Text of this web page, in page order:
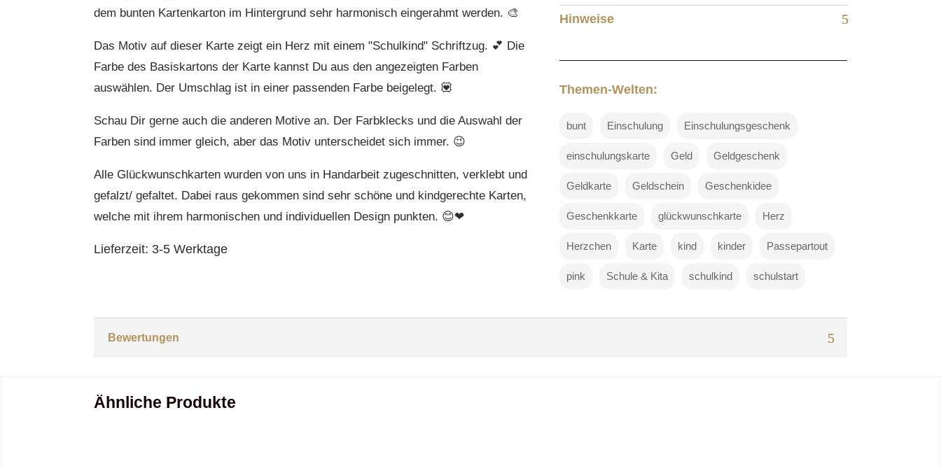
dem bunten Kartenkarton im Hintergrund sehr harmonisch eingerahmt werden. 🎨
Das Motiv auf dieser Karte zeigt ein Herz mit einem "Schulkind" Schriftzug. 💕 Die
Farbe des Basiskartons der Karte kannst Du aus den angezeigten Farben
auswählen. Der Umschlag ist in einer passenden Farbe beigelegt. 💟
Schau Dir gerne auch die anderen Motive an. Der Farbklecks und die Auswahl der
Farben sind immer gleich, aber das Motiv unterscheidet sich immer. 😉
Alle Glückwunschkarten wurden von uns in Handarbeit zugeschnitten, verklebt und
gefalzt/ gefaltet. Dabei raus gekommen sind sehr schöne und kindgerechte Karten,
welche mit ihrem harmonischen und individuellen Design punkten. 😊❤
Lieferzeit: 3-5 Werktage
Hinweise
Themen-Welten:
bunt Einschulung Einschulungsgeschenk
einschulungskarte Geld Geldgeschenk
Geldkarte Geldschein Geschenkidee
Geschenkkarte glückwunschkarte Herz
Herzchen Karte kind kinder Passepartout
pink Schule & Kita schulkind schulstart
Bewertungen
Ähnliche Produkte